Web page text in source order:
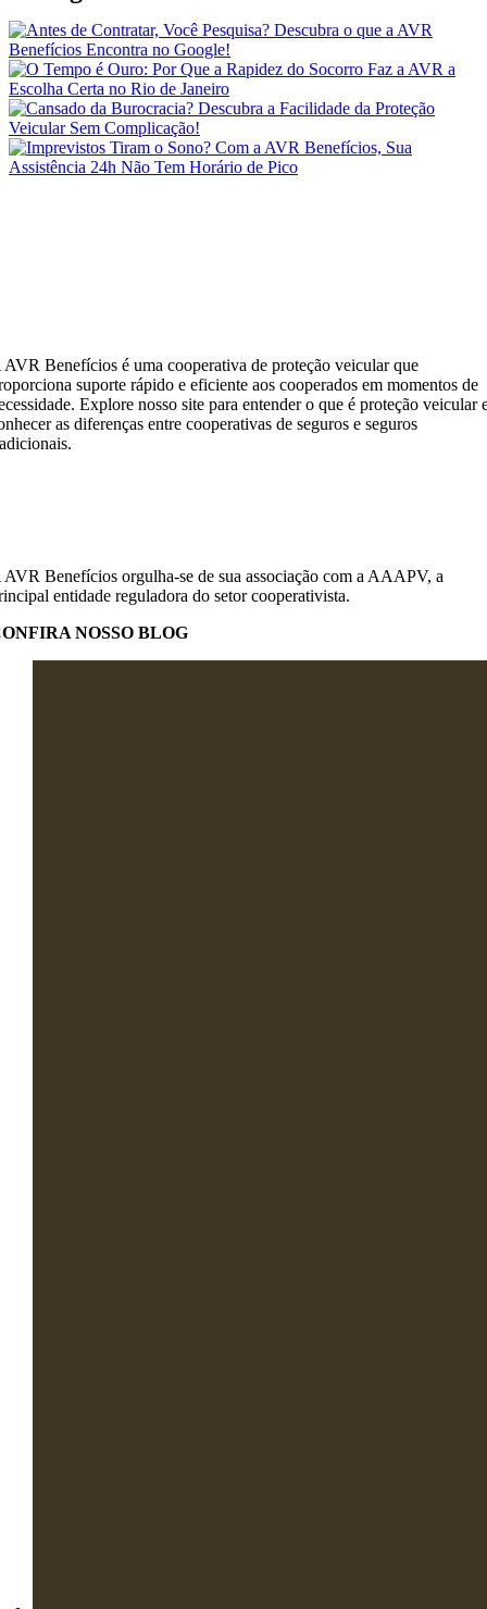
AVR Benefícios é uma cooperativa de proteção veicular que
suporte rápido e eficiente aos cooperados em momentos de
Explore nosso site para entender o que é proteção veicular
as diferenças entre cooperativas de seguros e seguros
AVR Benefícios orgulha-se de sua associação com a AAAPV, a
entidade reguladora do setor cooperativista.
NOSSO BLOG